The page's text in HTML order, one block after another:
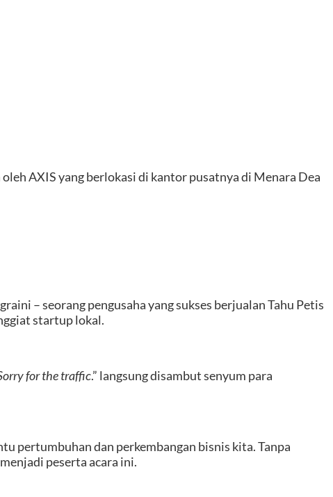
AXIS yang berlokasi di kantor pusatnya di Menara Dea
– seorang pengusaha yang sukses berjualan Tahu Petis
startup lokal.
for the traffic.” langsung disambut senyum para
pertumbuhan dan perkembangan bisnis kita. Tanpa
peserta acara ini.